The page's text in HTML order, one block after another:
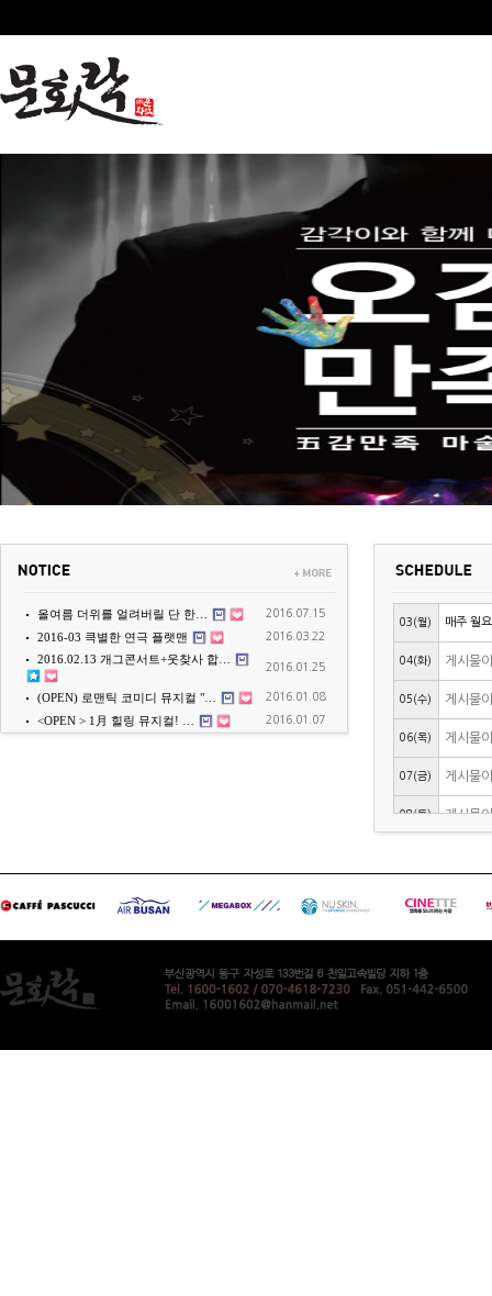
올여름 더위를 얼려버릴 단 한…
2016.07.15
2016-03 큭별한 연극 플랫맨
2016.03.22
2016.02.13 개그콘서트+웃찾사 합…
2016.01.25
(OPEN) 로맨틱 코미디 뮤지컬 "…
2016.01.08
<OPEN > 1月 힐링 뮤지컬! …
2016.01.07
03(월) 매주 월
04(화) 게시물
05(수) 게시물
06(목) 게시물
07(금) 게시물
08(토) 게시물